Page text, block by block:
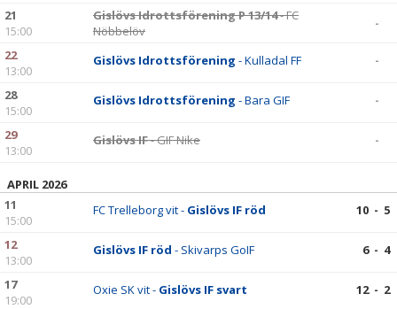
21
15:00
Gislövs Idrottsförening P 13/14- FC
Nöbbelöv
-
22
13:00
Gislövs Idrottsförening - Kulladal FF -
28
15:00
Gislövs Idrottsförening - Bara GIF -
29
13:00
Gislövs IF- GIF Nike -
APRIL 2026
11
15:00
FC Trelleborg vit - Gislövs IF röd 10 - 5
12
13:00
Gislövs IF röd - Skivarps GoIF 6 - 4
17
19:00
Oxie SK vit - Gislövs IF svart 12 - 2